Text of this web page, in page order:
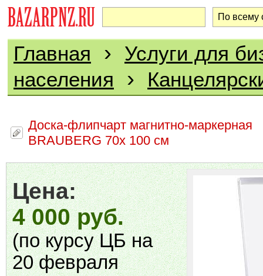
Главная › Услуги для
населения
›
Доска-флипчарт магнитно-маркерная
BRAUBERG 70х 100 см
Цена:
4 000 руб.
(по курсу ЦБ на
20 февраля